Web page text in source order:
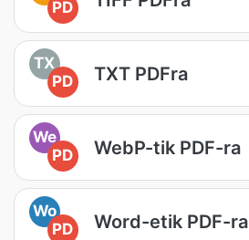
PD
TX
PD
TXT PDFra
We
PD
WebP-tik PDF-ra
Wo
PD
Word-etik PDF-ra